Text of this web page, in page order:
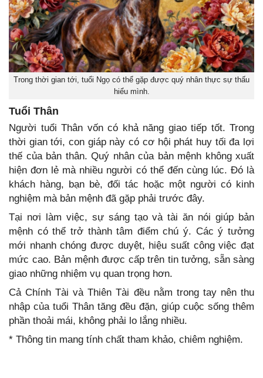
Trong thời gian tới, tuổi Ngọ có thể gặp được quý nhân thực sự thấu
hiểu mình.
Tuổi Thân
Người tuổi Thân vốn có khả năng giao tiếp tốt. Trong
thời gian tới, con giáp này có cơ hội phát huy tối đa lợi
thế của bản thân. Quý nhân của bản mệnh không xuất
hiện đơn lẻ mà nhiều người có thể đến cùng lúc. Đó là
khách hàng, bạn bè, đối tác hoặc một người có kinh
nghiệm mà bản mệnh đã gặp phải trước đây.
Tại nơi làm việc, sự sáng tạo và tài ăn nói giúp bản
mệnh có thể trở thành tâm điểm chú ý. Các ý tưởng
mới nhanh chóng được duyệt, hiệu suất công việc đạt
mức cao. Bản mệnh được cấp trên tin tưởng, sẵn sàng
giao những nhiệm vụ quan trọng hơn.
Cả Chính Tài và Thiên Tài đều nằm trong tay nên thu
nhập của tuổi Thân tăng đều đặn, giúp cuộc sống thêm
phần thoải mái, không phải lo lắng nhiều.
* Thông tin mang tính chất tham khảo, chiêm nghiệm.